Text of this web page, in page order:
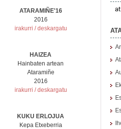
ATARAMIÑE'16
2016
irakurri / deskargatu
HAIZEA
Hainbaten artean
Ataramiñe
2016
irakurri / deskargatu
KUKU ERLOJUA
Kepa Etxeberria